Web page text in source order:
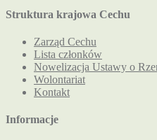
Struktura krajowa Cechu
Zarząd Cechu
Lista członków
Nowelizacja Ustawy o
Wolontariat
Kontakt
Informacje